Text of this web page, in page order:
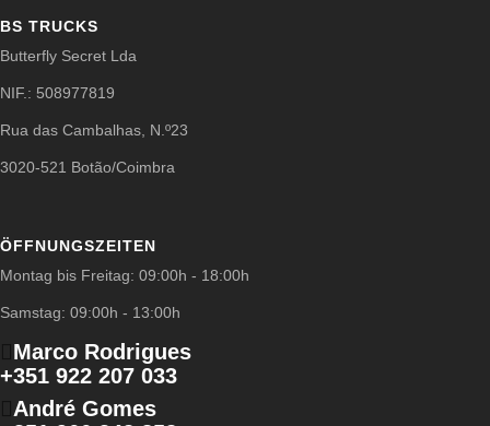
BS TRUCKS
Butterfly Secret Lda
NIF.: 508977819
Rua das Cambalhas, N.º23
3020-521 Botão/Coimbra
ÖFFNUNGSZEITEN
Montag bis Freitag: 09:00h - 18:00h
Samstag: 09:00h - 13:00h
Marco Rodrigues
+351 922 207 033
André Gomes